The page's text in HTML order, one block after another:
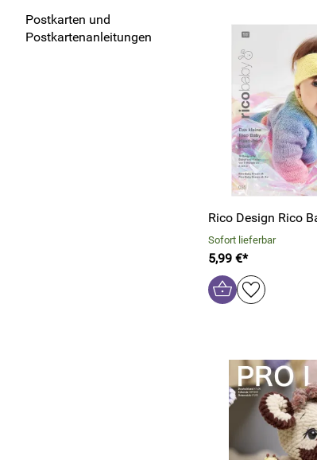
Postkarten und
Postkartenanleitungen
Sofort lieferbar
5,99 €*